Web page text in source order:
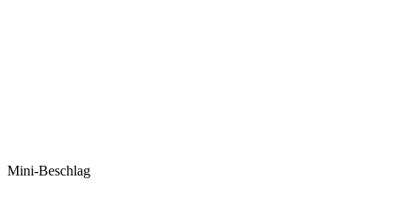
Mini-Beschlag